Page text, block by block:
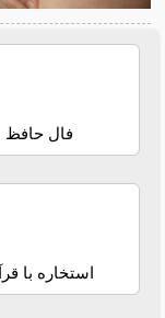
فال حافظ
استخاره با